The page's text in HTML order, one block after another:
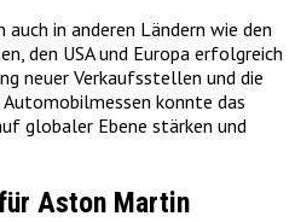
in anderen Ländern wie den
den USA und Europa erfolgreich
neuer Verkaufsstellen und die
konnte das
globaler Ebene stärken und
Aston Martin